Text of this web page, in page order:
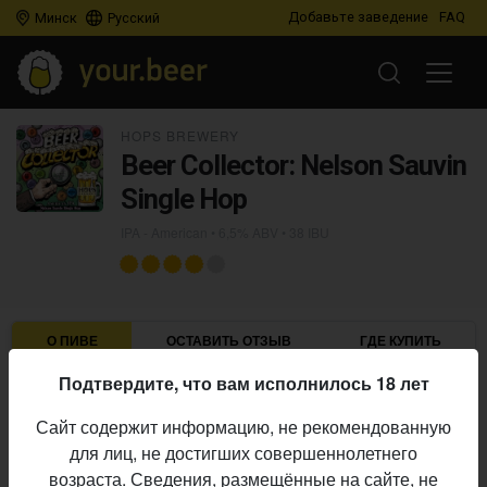
Минск Русский Добавьте заведение FAQ
Beer Collector: Nelson Sauvin
Single Hop
О ПИВЕ ОСТАВИТЬ ОТЗЫВ ГДЕ КУПИТЬ
Пивоварня:
Hops Brewery
Стиль:
IPA - American
Алкоголь:
6,5%
Подтвердите, что вам исполнилось 18 лет
Сайт содержит информацию, не рекомендованную
для лиц, не достигших совершеннолетнего
возраста. Сведения, размещённые на сайте, не